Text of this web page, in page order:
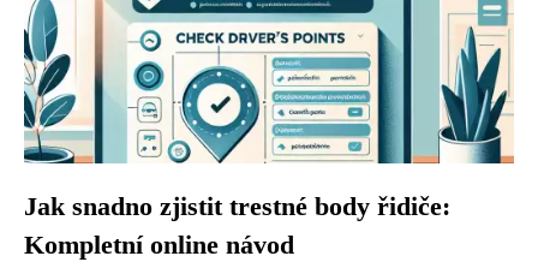
Jak snadno zjistit trestné body řidiče:
Kompletní online návod